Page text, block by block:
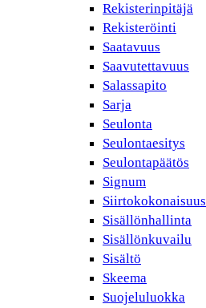
Rekisterinpitäjä
Rekisteröinti
Saatavuus
Saavutettavuus
Salassapito
Sarja
Seulonta
Seulontaesitys
Seulontapäätös
Signum
Siirtokokonaisuus
Sisällönhallinta
Sisällönkuvailu
Sisältö
Skeema
Suojeluluokka